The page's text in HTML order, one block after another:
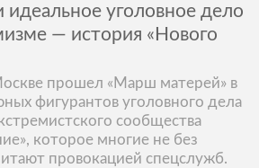
идеальное уголовное дело
— история «Нового
прошел «Марш матерей» в
фигурантов уголовного дела
сообщества
которое многие не без
провокацией спецслужб.